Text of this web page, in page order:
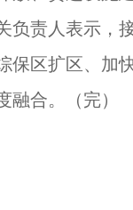
负责人表示，
保区扩区、加
融合。（完）